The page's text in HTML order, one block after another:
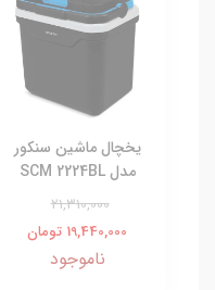
یخچال ماشین سنکور
مدل SCM 2224BL
21,310,000
19,440,000 تومان
ناموجود